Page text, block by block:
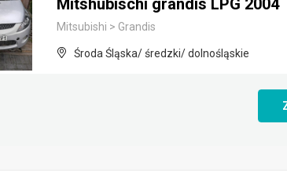
Mitshubischi grandis LPG 2004
Mitsubishi > Grandis
Środa Śląska/ średzki/ dolnośląskie